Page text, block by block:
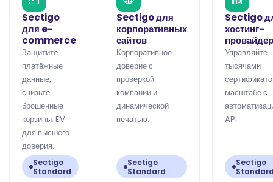
Sectigo
для e-
commerce
Защитите
платёжные
данные,
снизьте
брошенные
корзины; EV
для высшего
доверия.
Sectigo
Standard
Sectigo для
корпоративных
сайтов
Корпоративное
доверие с
проверкой
компании и
динамической
печатью.
Sectigo
Standard
Sectigo
хостинг-
Управляйте
тысячами
масштабе с
API.
Sectigo